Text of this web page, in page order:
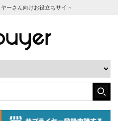
ーさん向けお役立ちサイト